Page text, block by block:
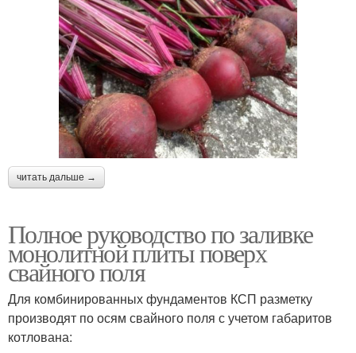
читать дальше →
Полное руководство по заливке
монолитной плиты поверх
свайного поля
Для комбинированных фундаментов КСП разметку
производят по осям свайного поля с учетом габаритов
котлована: